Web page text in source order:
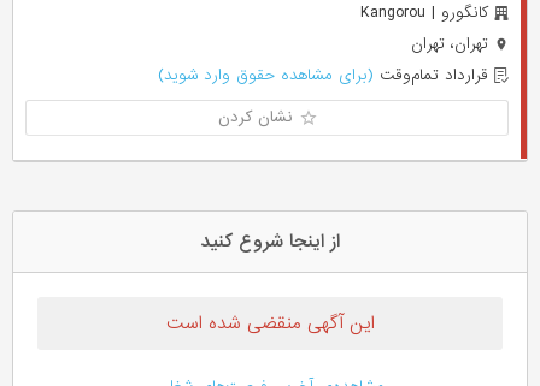
کانگورو | Kangorou
تهران، تهران
قرارداد تمام‌وقت (برای مشاهده حقوق وارد شوید)
نشان کردن
از اینجا شروع کنید
این آگهی منقضی شده است